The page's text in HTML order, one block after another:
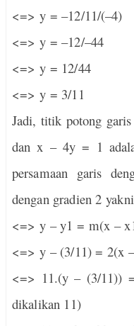
<=> y = –12/11/(–4)
<=> y = –12/–44
<=> y = 12/44
<=> y = 3/11
Jadi, titik potong
dan x – 4y = 1
persamaan garis
dengan gradien 2
<=> y – y1 = m(x –
<=> y – (3/11) = 2(x
<=> 11.(y – (3/11))
dikalikan 11)